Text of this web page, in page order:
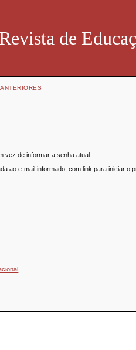
de
ANTERIORES
vez de informar a senha atual.
ao e-mail informado, com link para iniciar o